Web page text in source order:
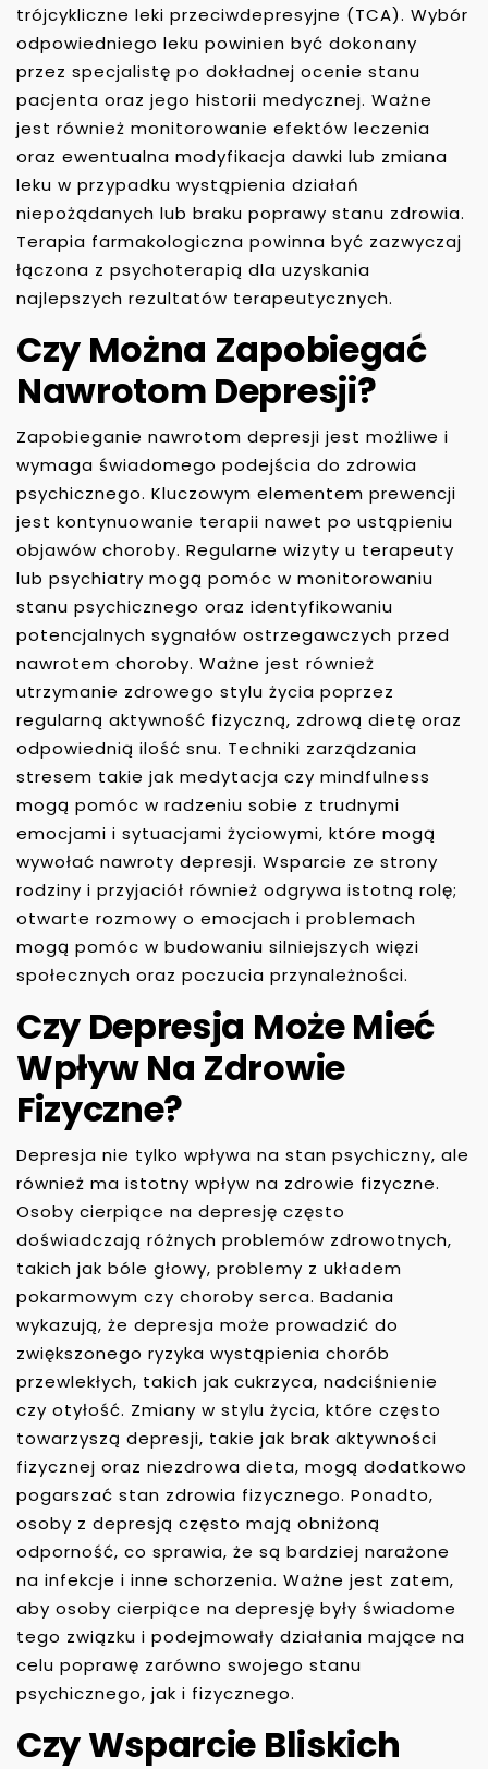
trójcykliczne leki przeciwdepresyjne (TCA). Wybór
odpowiedniego leku powinien być dokonany
przez specjalistę po dokładnej ocenie stanu
pacjenta oraz jego historii medycznej. Ważne
jest również monitorowanie efektów leczenia
oraz ewentualna modyfikacja dawki lub zmiana
leku w przypadku wystąpienia działań
niepożądanych lub braku poprawy stanu zdrowia.
Terapia farmakologiczna powinna być zazwyczaj
łączona z psychoterapią dla uzyskania
najlepszych rezultatów terapeutycznych.
Czy Można Zapobiegać
Nawrotom Depresji?
Zapobieganie nawrotom depresji jest możliwe i
wymaga świadomego podejścia do zdrowia
psychicznego. Kluczowym elementem prewencji
jest kontynuowanie terapii nawet po ustąpieniu
objawów choroby. Regularne wizyty u terapeuty
lub psychiatry mogą pomóc w monitorowaniu
stanu psychicznego oraz identyfikowaniu
potencjalnych sygnałów ostrzegawczych przed
nawrotem choroby. Ważne jest również
utrzymanie zdrowego stylu życia poprzez
regularną aktywność fizyczną, zdrową dietę oraz
odpowiednią ilość snu. Techniki zarządzania
stresem takie jak medytacja czy mindfulness
mogą pomóc w radzeniu sobie z trudnymi
emocjami i sytuacjami życiowymi, które mogą
wywołać nawroty depresji. Wsparcie ze strony
rodziny i przyjaciół również odgrywa istotną rolę;
otwarte rozmowy o emocjach i problemach
mogą pomóc w budowaniu silniejszych więzi
społecznych oraz poczucia przynależności.
Czy Depresja Może Mieć
Wpływ Na Zdrowie
Fizyczne?
Depresja nie tylko wpływa na stan psychiczny, ale
również ma istotny wpływ na zdrowie fizyczne.
Osoby cierpiące na depresję często
doświadczają różnych problemów zdrowotnych,
takich jak bóle głowy, problemy z układem
pokarmowym czy choroby serca. Badania
wykazują, że depresja może prowadzić do
zwiększonego ryzyka wystąpienia chorób
przewlekłych, takich jak cukrzyca, nadciśnienie
czy otyłość. Zmiany w stylu życia, które często
towarzyszą depresji, takie jak brak aktywności
fizycznej oraz niezdrowa dieta, mogą dodatkowo
pogarszać stan zdrowia fizycznego. Ponadto,
osoby z depresją często mają obniżoną
odporność, co sprawia, że są bardziej narażone
na infekcje i inne schorzenia. Ważne jest zatem,
aby osoby cierpiące na depresję były świadome
tego związku i podejmowały działania mające na
celu poprawę zarówno swojego stanu
psychicznego, jak i fizycznego.
Czy Wsparcie Bliskich